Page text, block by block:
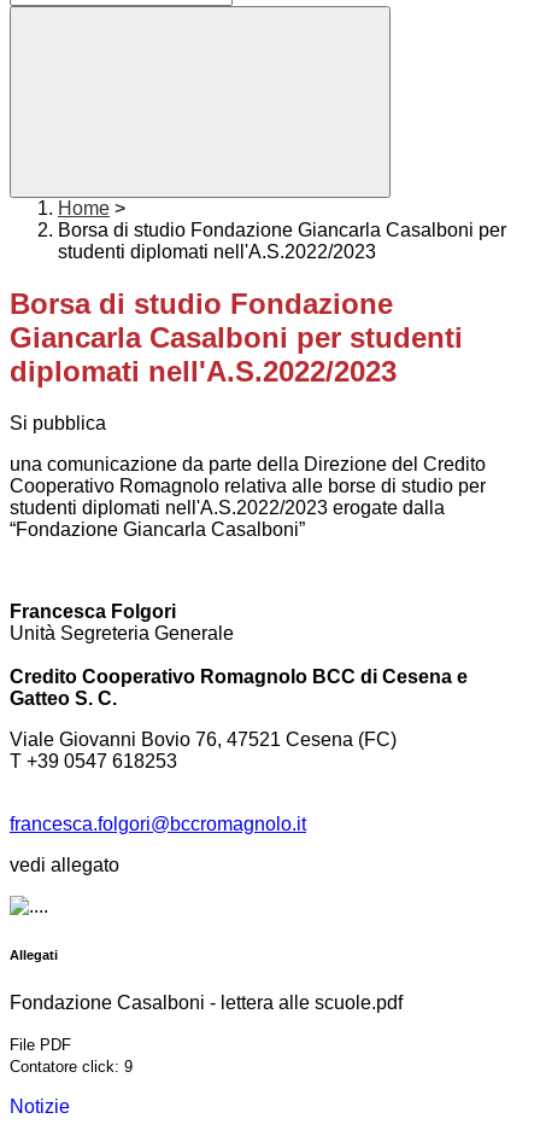
Home >
Borsa di studio Fondazione Giancarla Casalboni per
studenti diplomati nell'A.S.2022/2023
Borsa di studio Fondazione
Giancarla Casalboni per studenti
diplomati nell'A.S.2022/2023
Si pubblica
una comunicazione da parte della Direzione del Credito
Cooperativo Romagnolo relativa alle borse di studio per
studenti diplomati nell'A.S.2022/2023 erogate dalla
“Fondazione Giancarla Casalboni”
Francesca Folgori
Unità Segreteria Generale
Credito Cooperativo Romagnolo BCC di Cesena e
Gatteo S. C.
Viale Giovanni Bovio 76, 47521 Cesena (FC)
T +39 0547 618253
francesca.folgori@bccromagnolo.it
vedi allegato
Allegati
Fondazione Casalboni - lettera alle scuole.pdf
File PDF
Contatore click: 9
Notizie